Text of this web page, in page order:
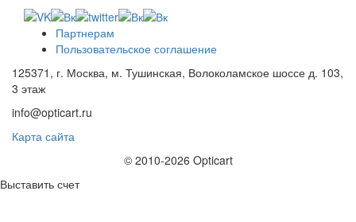
Партнерам
Пользовательское соглашение
125371, г. Москва, м. Тушинская, Волоколамское шоссе д. 103,
3 этаж
info@opticart.ru
Карта сайта
© 2010-2026 Opticart
Выставить счет